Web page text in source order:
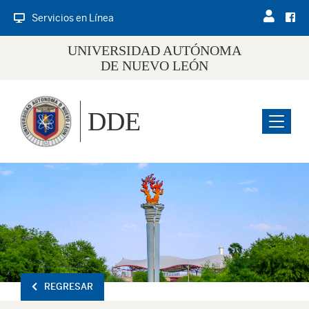
Servicios en Línea
UNIVERSIDAD AUTÓNOMA
DE NUEVO LEÓN
Menu
DDE
REGRESAR